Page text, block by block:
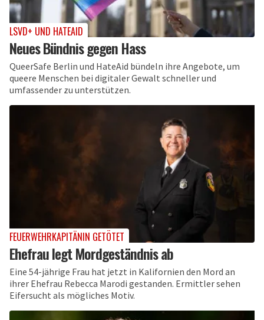
LSVD+ UND HATEAID
Neues Bündnis gegen Hass
QueerSafe Berlin und HateAid bündeln ihre Angebote, um
queere Menschen bei digitaler Gewalt schneller und
umfassender zu unterstützen.
FEUERWEHRKAPITÄNIN GETÖTET
Ehefrau legt Mordgeständnis ab
Eine 54-jährige Frau hat jetzt in Kalifornien den Mord an
ihrer Ehefrau Rebecca Marodi gestanden. Ermittler sehen
Eifersucht als mögliches Motiv.